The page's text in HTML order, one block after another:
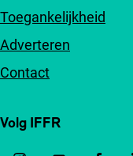
Toegankelijkheid
Adverteren
Contact
Volg IFFR